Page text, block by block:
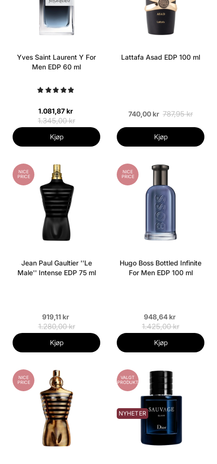
Yves Saint Laurent Y For
Men EDP 60 ml
1.081,87 kr
1.345,00 kr
Kjøp
Lattafa Asad EDP 100 ml
740,00 kr 787,95 kr
Kjøp
NICE
PRICE
Jean Paul Gaultier ''Le
Male'' Intense EDP 75 ml
919,11 kr
1.280,00 kr
Kjøp
NICE
PRICE
Hugo Boss Bottled Infinite
For Men EDP 100 ml
948,64 kr
1.425,00 kr
Kjøp
NICE
PRICE
VALGT
PRODUKT
NYHETER